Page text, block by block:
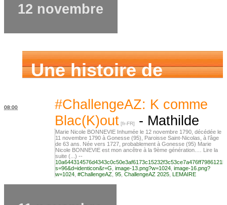
12 novembre
Une histoire de
famille
08:00
#ChallengeAZ: K comme
Blac(K)out
- Mathilde
Marie Nicole BONNEVIE Inhumée le 12 novembre 1790, décédée le
11 novembre 1790 à Gonesse (95), Paroisse Saint-Nicolas, à l’âge
de 63 ans. Née vers 1727, probablement à Gonesse (95) Marie
Nicole BONNEVIE est mon ancêtre à la 9ème génération.… Lire la
suite (...) --
s=96&d=identicon&r=G image-13.png?w=1024 image-16.png?
w=1024 #ChallengeAZ 95 ChallengeAZ 2025 LEMAIRE